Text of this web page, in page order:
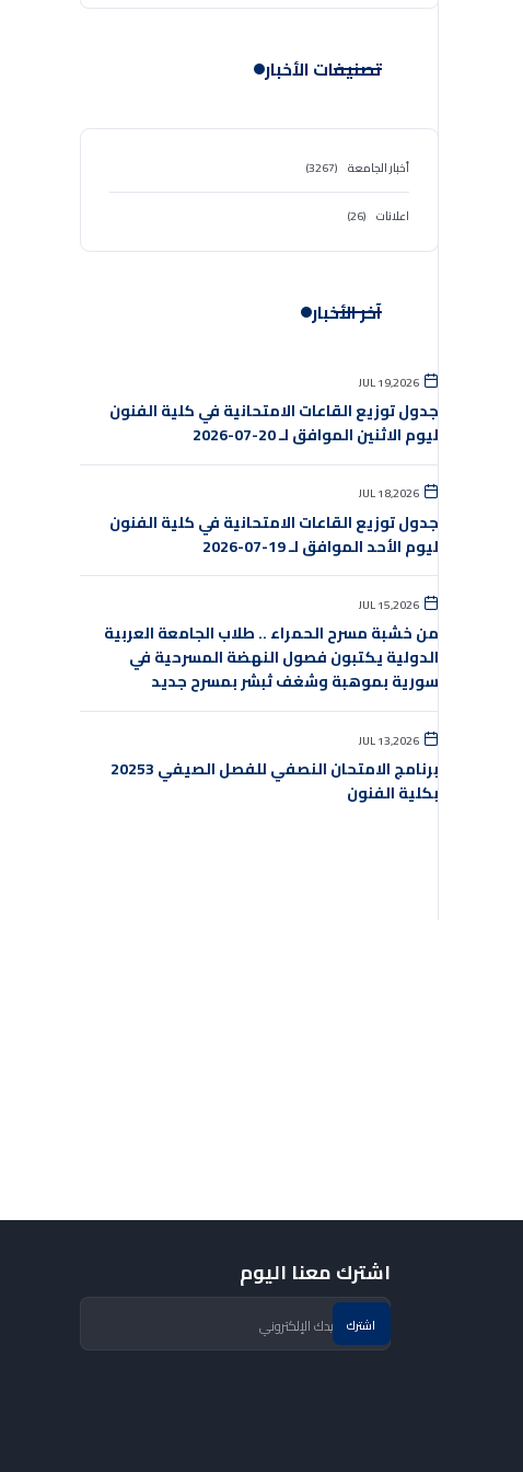
تصنيفات الأخبار
أخبار الجامعة (3267)
اعلانات (26)
آخر الأخبار
JUL 19,2026
جدول توزيع القاعات الامتحانية في كلية الفنون
ليوم الاثنين الموافق لـ 20-07-2026
JUL 18,2026
جدول توزيع القاعات الامتحانية في كلية الفنون
ليوم الأحد الموافق لـ 19-07-2026
JUL 15,2026
من خشبة مسرح الحمراء .. طلاب الجامعة العربية
الدولية يكتبون فصول النهضة المسرحية في
سورية بموهبة وشغف ثبشر بمسرح جديد
JUL 13,2026
برنامج الامتحان النصفي للفصل الصيفي 20253
بكلية الفنون
اشترك معنا اليوم